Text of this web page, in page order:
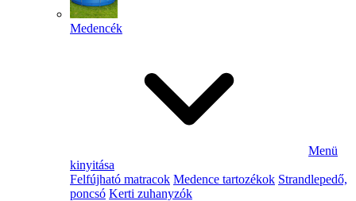
Medencék
Menü
kinyitása
Felfújható matracok Medence tartozékok Strandlepedő,
poncsó Kerti zuhanyzók